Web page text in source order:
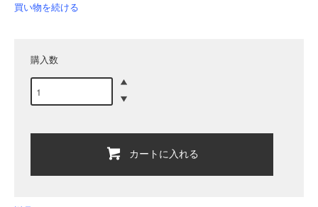
買い物を続ける
購入数
カートに入れる